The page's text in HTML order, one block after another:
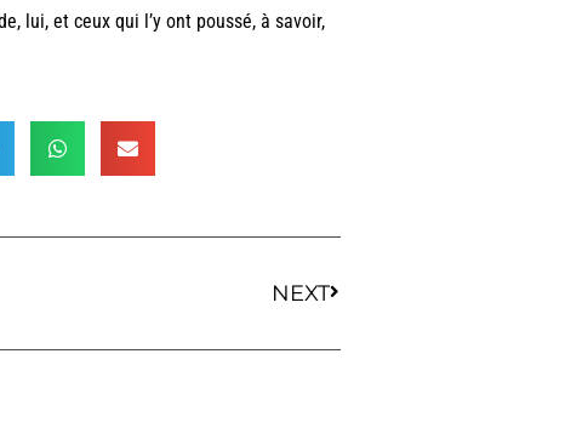
lui, et ceux qui l’y ont poussé, à savoir,
NEXT